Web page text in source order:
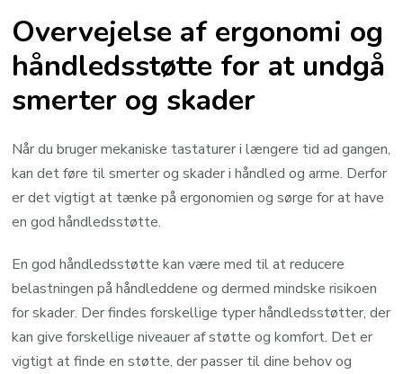
Overvejelse af ergonomi og
håndledsstøtte for at undgå
smerter og skader
Når du bruger mekaniske tastaturer i længere tid ad gangen,
kan det føre til smerter og skader i håndled og arme. Derfor
er det vigtigt at tænke på ergonomien og sørge for at have
en god håndledsstøtte.
En god håndledsstøtte kan være med til at reducere
belastningen på håndleddene og dermed mindske risikoen
for skader. Der findes forskellige typer håndledsstøtter, der
kan give forskellige niveauer af støtte og komfort. Det er
vigtigt at finde en støtte, der passer til dine behov og